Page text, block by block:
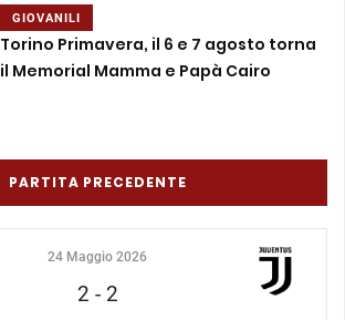
GIOVANILI
Torino Primavera, il 6 e 7 agosto torna
il Memorial Mamma e Papà Cairo
PARTITA PRECEDENTE
24 Maggio 2026
2 - 2